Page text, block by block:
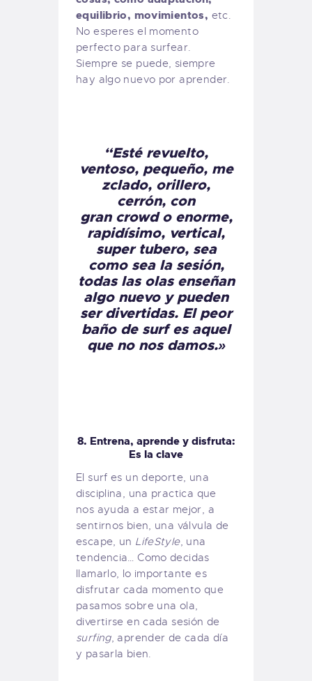
equilibrio, movimientos, etc.
No esperes el momento
perfecto para surfear.
Siempre se puede, siempre
hay algo nuevo por aprender.
“Esté revuelto,
ventoso, pequeño, me
zclado, orillero,
cerrón, con
gran crowd o enorme,
rapidísimo, vertical,
super tubero, sea
como sea la sesión,
todas las olas enseñan
algo nuevo y pueden
ser divertidas. El peor
baño de surf es aquel
que no nos damos.»
8. Entrena, aprende y disfruta:
Es la clave
El surf es un deporte, una
disciplina, una practica que
nos ayuda a estar mejor, a
sentirnos bien, una válvula de
escape, un LifeStyle, una
tendencia… Como decidas
llamarlo, lo importante es
disfrutar cada momento que
pasamos sobre una ola,
divertirse en cada sesión de
surfing, aprender de cada día
y pasarla bien.